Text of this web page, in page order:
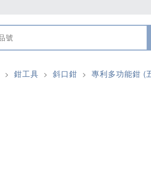
> 鉗工具 > 斜口鉗 > 專利多功能鉗 (